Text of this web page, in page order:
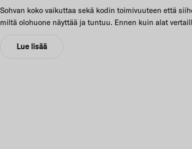
Sohvan koko vaikuttaa sekä kodin toimivuuteen että
miltä olohuone näyttää ja tuntuu. Ennen kuin alat
Kokosimme 7 kysymyksen listan, joilla pääset alkuun
Lue lisää